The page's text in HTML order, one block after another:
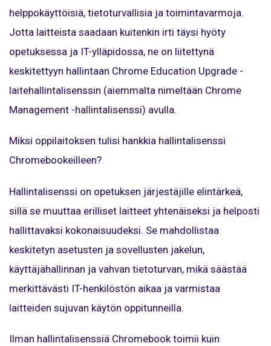
helppokäyttöisiä, tietoturvallisia ja toimintavarmoja.
Jotta laitteista saadaan kuitenkin irti täysi hyöty
opetuksessa ja IT-ylläpidossa, ne on liitettynä
keskitettyyn hallintaan Chrome Education Upgrade -
laitehallintalisenssin (aiemmalta nimeltään Chrome
Management -hallintalisenssi) avulla.
Miksi oppilaitoksen tulisi hankkia hallintalisenssi
Chromebookeilleen?
Hallintalisenssi on opetuksen järjestäjille elintärkeä,
sillä se muuttaa erilliset laitteet yhtenäiseksi ja helposti
hallittavaksi kokonaisuudeksi. Se mahdollistaa
keskitetyn asetusten ja sovellusten jakelun,
käyttäjähallinnan ja vahvan tietoturvan, mikä säästää
merkittävästi IT-henkilöstön aikaa ja varmistaa
laitteiden sujuvan käytön oppitunneilla.
Ilman hallintalisenssiä Chromebook toimii kuin